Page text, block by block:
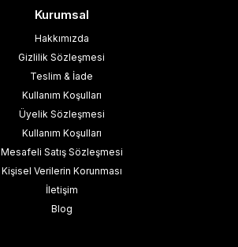
Kurumsal
Hakkımızda
Gizlilik Sözleşmesi
Teslim & İade
Kullanım Koşulları
Üyelik Sözleşmesi
Kullanım Koşulları
Mesafeli Satış Sözleşmesi
Kişisel Verilerin Korunması
İletişim
Blog